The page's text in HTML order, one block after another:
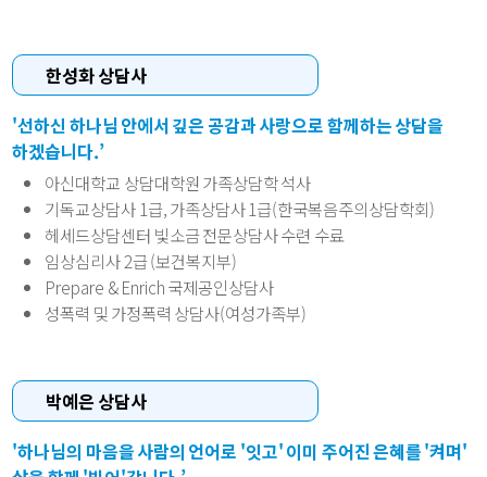
한성화 상담사
'선하신 하나님 안에서 깊은 공감과 사랑으로 함께하는 상담을
하겠습니다.’
아신대학교 상담대학원 가족상담학 석사
기독교상담사 1급, 가족상담사 1급(한국복음주의상담학회)
헤세드상담센터 빛소금 전문상담사 수련 수료
임상심리사 2급 (보건복지부)
Prepare & Enrich 국제공인상담사
성폭력 및 가정폭력 상담사(여성가족부)
박예은 상담사
'하나님의 마음을 사람의 언어로 '잇고' 이미 주어진 은혜를 '켜며'